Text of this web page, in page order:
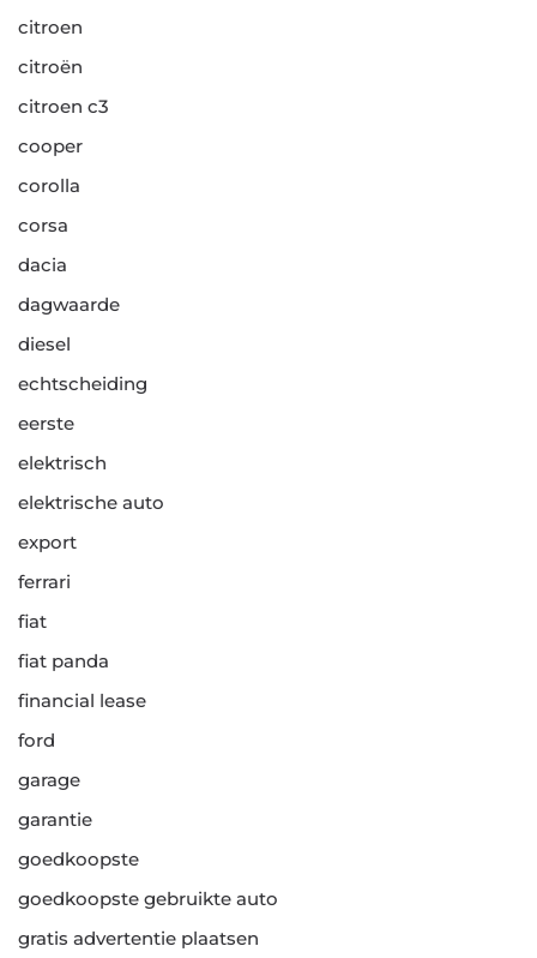
citroen
citroën
citroen c3
cooper
corolla
corsa
dacia
dagwaarde
diesel
echtscheiding
eerste
elektrisch
elektrische auto
export
ferrari
fiat
fiat panda
financial lease
ford
garage
garantie
goedkoopste
goedkoopste gebruikte auto
gratis advertentie plaatsen